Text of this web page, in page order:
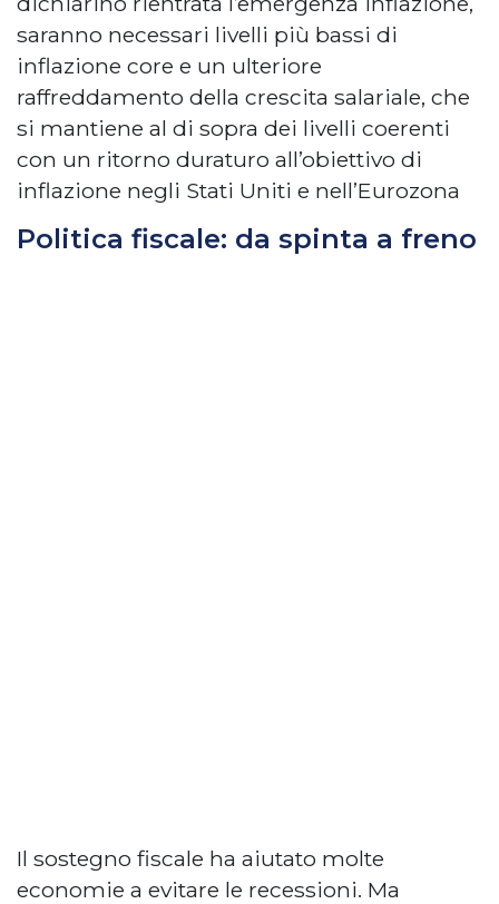
saranno necessari livelli più bassi di
inflazione core e un ulteriore
raffreddamento della crescita salariale, che
si mantiene al di sopra dei livelli coerenti
con un ritorno duraturo all’obiettivo di
inflazione negli Stati Uniti e nell’Eurozona
Politica fiscale: da spinta a freno
Il sostegno fiscale ha aiutato molte
economie a evitare le recessioni. Ma